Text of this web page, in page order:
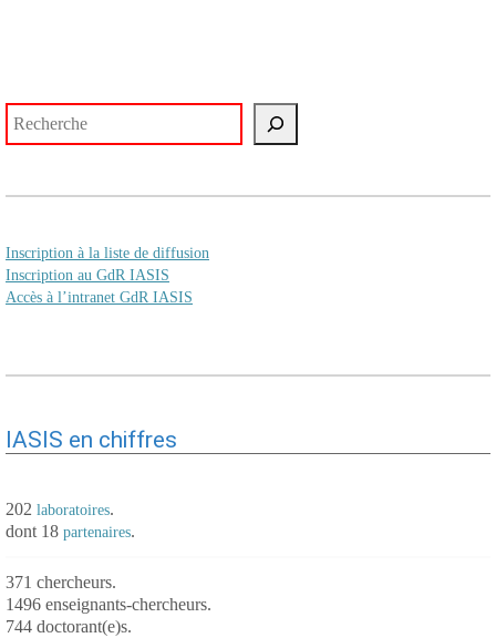
Inscription à la liste de diffusion
Inscription au GdR IASIS
Accès à l’intranet GdR IASIS
IASIS en chiffres
202 laboratoires.
dont 18 partenaires.
371 chercheurs.
1496 enseignants-chercheurs.
744 doctorant(e)s.